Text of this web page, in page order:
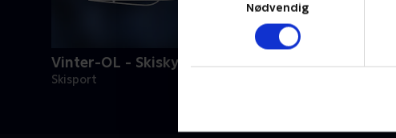
Nødvendig
Vinter-OL - Skiskydning
Skisport